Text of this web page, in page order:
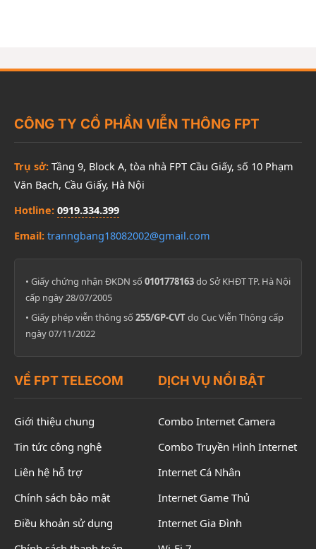
CÔNG TY CỔ PHẦN VIỄN THÔNG FPT
Trụ sở: Tầng 9, Block A, tòa nhà FPT Cầu Giấy, số 10 Phạm
Văn Bạch, Cầu Giấy, Hà Nội
Hotline: 0919.334.399
Email: tranngbang18082002@gmail.com
• Giấy chứng nhận ĐKDN số 0101778163do Sở KHĐT TP. Hà Nội
cấp ngày 28/07/2005
• Giấy phép viễn thông số 255/GP-CVTdo Cục Viễn Thông cấp
ngày 07/11/2022
VỀ FPT TELECOM
Giới thiệu chung
Tin tức công nghệ
Liên hệ hỗ trợ
Chính sách bảo mật
Điều khoản sử dụng
DỊCH VỤ NỔI BẬT
Combo Internet Camera
Combo Truyền Hình Internet
Internet Cá Nhân
Internet Game Thủ
Internet Gia Đình